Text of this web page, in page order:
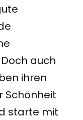
auch
ihren
Schönheit
starte mit